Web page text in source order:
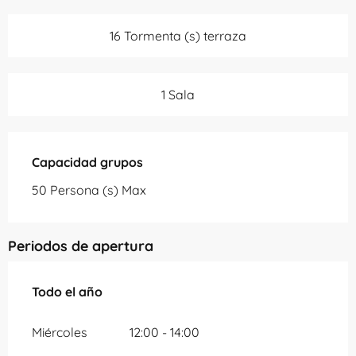
16 Tormenta (s) terraza
1 Sala
Capacidad grupos
Capacidad grupos
50 Persona (s) Max
Periodos de apertura
Todo el año
Todo el año
Miércoles 12:00 - 14:00